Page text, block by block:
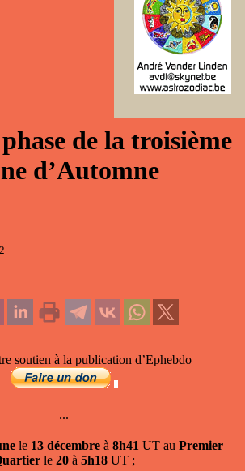
de la troisième
d’Automne
soutien à la publication d’Ephebdo
...
le 13 décembre à 8h41 UT au Premier
le 20 à 5h18 UT ;